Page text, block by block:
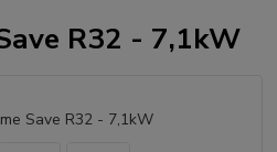
R32 - 7,1kW